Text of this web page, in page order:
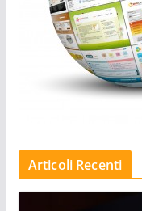
Articoli Recenti